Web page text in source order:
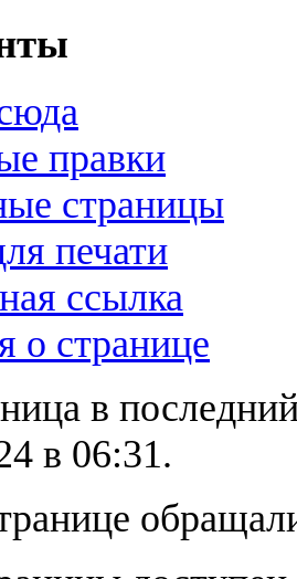
правки
страницы
печати
ссылка
о странице
в
в 06:31.